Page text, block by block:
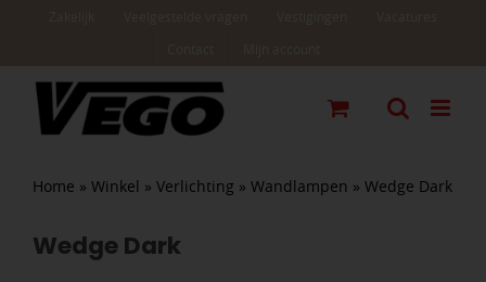
Home » Winkel » Verlichting » Wandlampen » Wedge Dark
Wedge Dark